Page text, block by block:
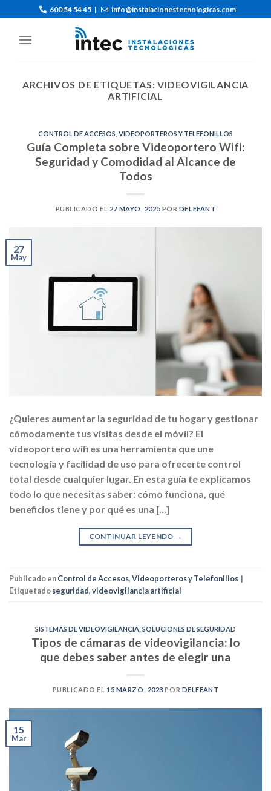
600 54 54 45 | info@instalacionestecnologicas.com
ARCHIVOS DE ETIQUETAS:VIDEOVIGILANCIA
ARTIFICIAL
CONTROL DE ACCESOS VIDEOPORTEROS Y TELEFONILLOS
Guía Completa sobre Videoportero Wifi:
Seguridad y Comodidad al Alcance de
Todos
PUBLICADO EL 27 MAYO, 2025 POR DELEFANT
27
May
¿Quieres aumentar la seguridad de tu hogar y gestionar
cómodamente tus visitas desde el móvil? El
videoportero wifi es una herramienta que une
tecnología y facilidad de uso para ofrecerte control
total desde cualquier lugar. En esta guía te explicamos
todo lo que necesitas saber: cómo funciona, qué
beneficios tiene y por qué es una […]
CONTINUAR LEYENDO →
Publicado enControl de Accesos,Videoporteros y Telefonillos |
Etiquetadoseguridad,videovigilancia artificial
SISTEMAS DE VIDEOVIGILANCIA SOLUCIONES DE SEGURIDAD
Tipos de cámaras de videovigilancia: lo
que debes saber antes de elegir una
PUBLICADO EL15 MARZO, 2023 POR DELEFANT
15
Mar